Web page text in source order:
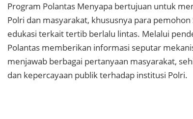
Program Polantas Menyapa bertujuan untuk
Polri dan masyarakat, khususnya para
edukasi terkait tertib berlalu lintas. Melalui
Polantas memberikan informasi seputar
menjawab berbagai pertanyaan masyarakat,
dan kepercayaan publik terhadap institusi Polri.